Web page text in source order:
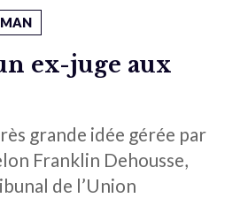
ex-juge aux
grande idée gérée par
Franklin Dehousse,
de l’Union